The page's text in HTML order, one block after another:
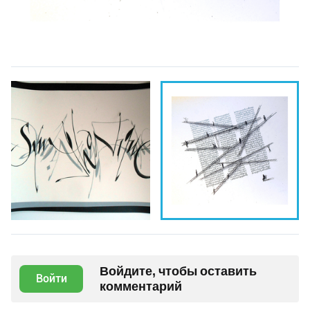
Войти
Войдите, чтобы оставить
комментарий